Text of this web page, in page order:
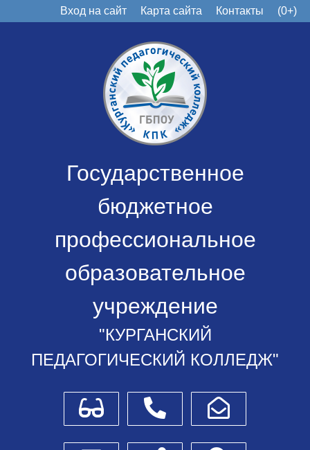
Вход на сайт Карта сайта Контакты (0+)
Государственное
бюджетное
профессиональное
образовательное
учреждение
"КУРГАНСКИЙ
ПЕДАГОГИЧЕСКИЙ КОЛЛЕДЖ"
Для слабовидящихТелефоныНаписать обращение